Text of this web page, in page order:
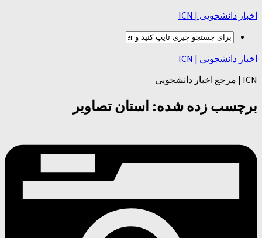
اخبار دانشجویی | ICN
اخبار دانشجویی | ICN
ICN | مرجع اخبار دانشجویی
برچسب زده شده: استان تصاویر